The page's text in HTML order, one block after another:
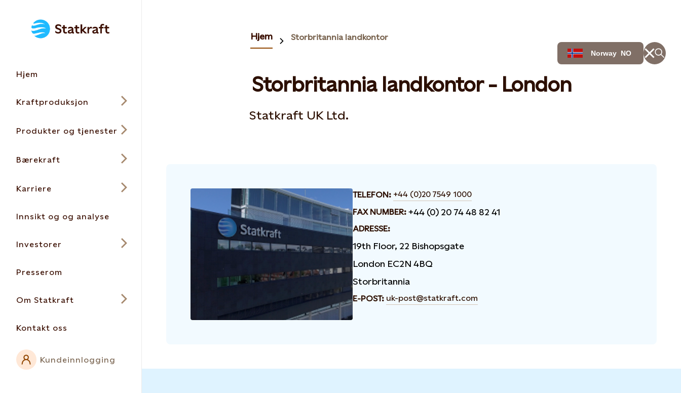
Hjem
Kraftproduksjon
Produkter og tjenester
Bærekraft
Karriere
Innsikt og og analyse
Investorer
Presserom
Om Statkraft
Kontakt oss
Kundeinnlogging
Norway NO
Hjem Storbritannia landkontor
Storbritannia landkontor - London
Statkraft UK Ltd.
TELEFON: +44 (0)20 7549 1000
FAX NUMBER: +44 (0) 20 74 48 82 41
ADRESSE:
19th Floor, 22 Bishopsgate
London EC2N 4BQ
Storbritannia
E-POST: uk-post@statkraft.com